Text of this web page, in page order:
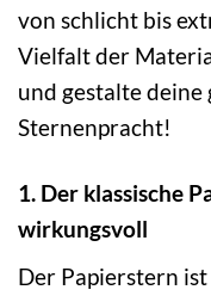
von schlicht bis
Vielfalt der
und gestalte deine
Sternenpracht!
1. Der klassische
wirkungsvoll
Der Papierstern